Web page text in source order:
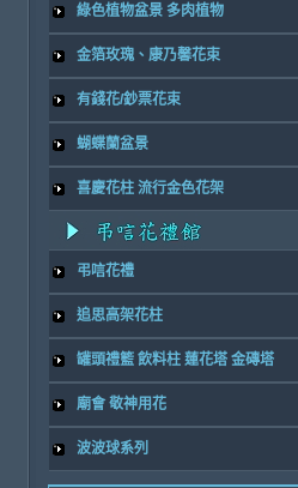
綠色植物盆景 多肉植物
金箔玫瑰、康乃馨花束
有錢花/鈔票花束
蝴蝶蘭盆景
喜慶花柱 流行金色花架
弔唁花禮
追思高架花柱
罐頭禮籃 飲料柱 蓮花塔 金磚塔
廟會 敬神用花
波波球系列